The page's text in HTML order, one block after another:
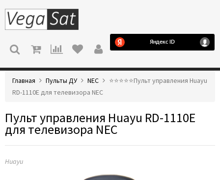
МЕНЮ
Главная Пульты ДУ NEC
⭐️⭐️⭐️⭐️⭐️Пульт управления Huayu
RD-1110E для телевизора NEC
Пульт управления Huayu RD-1110E
для телевизора NEC
Huayu